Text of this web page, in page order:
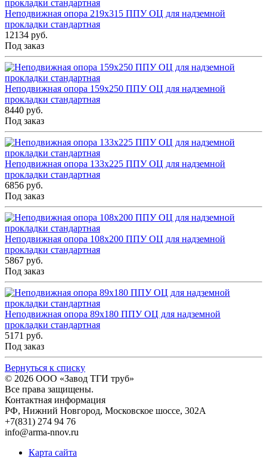
Неподвижная опора 219x315 ППУ ОЦ для надземной
прокладки стандартная
12134 руб.
Под заказ
Неподвижная опора 159x250 ППУ ОЦ для надземной
прокладки стандартная
8440 руб.
Под заказ
Неподвижная опора 133x225 ППУ ОЦ для надземной
прокладки стандартная
6856 руб.
Под заказ
Неподвижная опора 108x200 ППУ ОЦ для надземной
прокладки стандартная
5867 руб.
Под заказ
Неподвижная опора 89x180 ППУ ОЦ для надземной
прокладки стандартная
5171 руб.
Под заказ
Вернуться к списку
© 2026 ООО «Завод ТГИ труб»
Все права защищены.
Контактная информация
РФ, Нижний Новгород, Московское шоссе, 302А
+7(831) 274 94 76
info@arma-nnov.ru
Карта сайта